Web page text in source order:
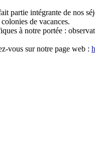
partie intégrante de nos
de vacances.
à notre portée :
vous sur notre page web :